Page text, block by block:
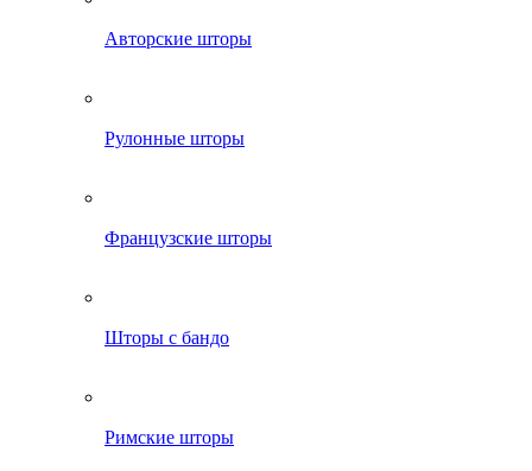
Авторские шторы
Рулонные шторы
Французские шторы
Шторы с бандо
Римские шторы